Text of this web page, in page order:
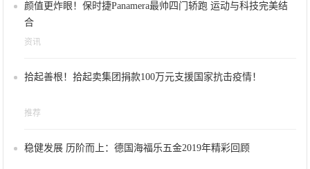
颜值更炸眼！保时捷Panamera最帅四门轿跑 运动与科技完美结
合
资讯
拾起善根！拾起卖集团捐款100万元支援国家抗击疫情！
推荐
稳健发展 历阶而上：德国海福乐五金2019年精彩回顾